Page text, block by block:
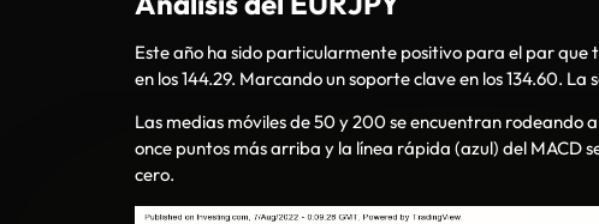
Este año ha sido particularmente positivo para el par que
en los 144.29. Marcando un soporte clave en los 134.60. La
Las medias móviles de 50 y 200 se encuentran rodeando
once puntos más arriba y la línea rápida (azul) del MACD
cero.